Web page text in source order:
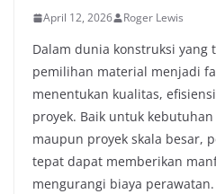
April 12, 2026 Roger Lewis
Dalam dunia konstruksi yang
pemilihan material menjadi
menentukan kualitas,
proyek. Baik untuk
maupun proyek skala besar,
tepat dapat memberikan
mengurangi biaya perawatan.